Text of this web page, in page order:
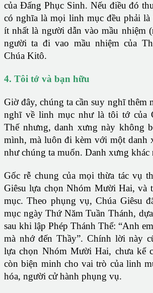
của Đấng Phục Sinh. Nếu điều đó
có nghĩa là mọi linh mục đều phải là
ít nhất là người dẫn vào mầu nhiệm
người ta đi vao mầu nhiệm của
Chúa Kitô.
4. Tôi tớ và bạn hữu
Giờ đây, chúng ta cần suy nghĩ thêm
nghĩ về linh mục như là tôi tớ của
Thế nhưng, danh xưng này không
mình, mà luôn đi kèm với một danh
như chúng ta muốn. Danh xưng khác
Gốc rễ chung của mọi thừa tác vụ
Giêsu lựa chọn Nhóm Mười Hai, và
mục. Theo phụng vụ, Chúa Giêsu
mục ngày Thứ Năm Tuần Thánh,
sau khi lập Phép Thánh Thể: “Anh
mà nhớ đến Thầy”. Chính lời này
lựa chọn Nhóm Mười Hai, chưa kể
còn biện minh cho vai trò của linh
hóa, người cử hành phụng vụ.